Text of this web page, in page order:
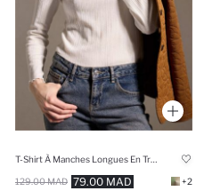
79.00 MAD
129.00 MAD +2